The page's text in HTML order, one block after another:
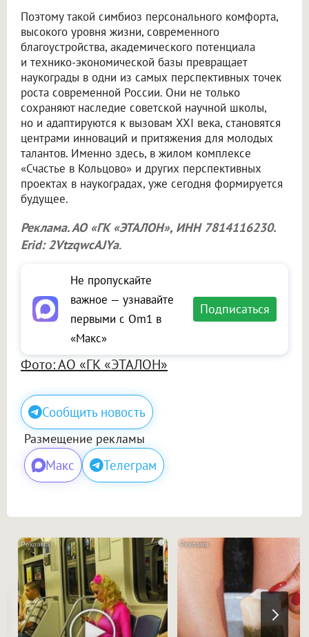
Поэтому такой симбиоз персонального комфорта,
высокого уровня жизни, современного
благоустройства, академического потенциала
и технико-экономической базы превращает
наукограды в одни из самых перспективных точек
роста современной России. Они не только
сохраняют наследие советской научной школы,
но и адаптируются к вызовам XXI века, становятся
центрами инноваций и притяжения для молодых
талантов. Именно здесь, в жилом комплексе
«Счастье в Кольцово» и других перспективных
проектах в наукоградах, уже сегодня формируется
будущее.
Реклама. АО «ГК «ЭТАЛОН», ИНН 7814116230.
Erid: 2VtzqwcAJYa.
Не пропускайте
важное — узнавайте
первыми с Om1 в
«Макс»
Подписаться
Фото: АО «ГК «ЭТАЛОН»
Сообщить новость
Размещение рекламы
Макс Телеграм
i